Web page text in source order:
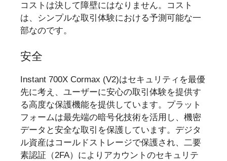
コストは決して障壁にはなりません。コスト
は、シンプルな取引体験における予測可能な一
部なのです。
安全
Instant 700X Cormax (V2)はセキュリティを最優
先に考え、ユーザーに安心の取引体験を提供す
る高度な保護機能を提供しています。プラット
フォームは最先端の暗号化技術を活用し、機密
データと安全な取引を保護しています。デジタ
ル資産はコールドストレージで保護され、二要
素認証（2FA）によりアカウントのセキュリテ